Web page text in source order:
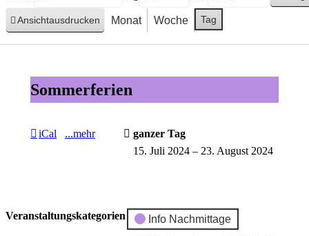
Ansichtausdrucken Monat Woche Tag
Sommerferien
ganzer Tag
15. Juli 2024 – 23. August 2024
iCal ...mehr
Veranstaltungskategorien Info Nachmittage